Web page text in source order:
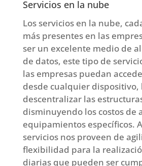
Servicios en la nube
Los servicios en la nube,
más presentes en las
ser un excelente medio de
de datos, este tipo de
las empresas puedan
desde cualquier dispositivo,
descentralizar las
disminuyendo los costos de
equipamientos específicos.
servicios nos proveen de
flexibilidad para la
diarias que pueden ser